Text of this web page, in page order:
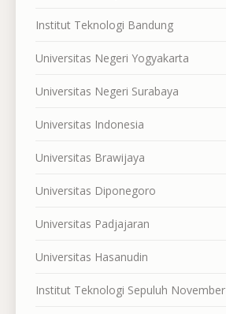
Institut Teknologi Bandung
Universitas Negeri Yogyakarta
Universitas Negeri Surabaya
Universitas Indonesia
Universitas Brawijaya
Universitas Diponegoro
Universitas Padjajaran
Universitas Hasanudin
Institut Teknologi Sepuluh November